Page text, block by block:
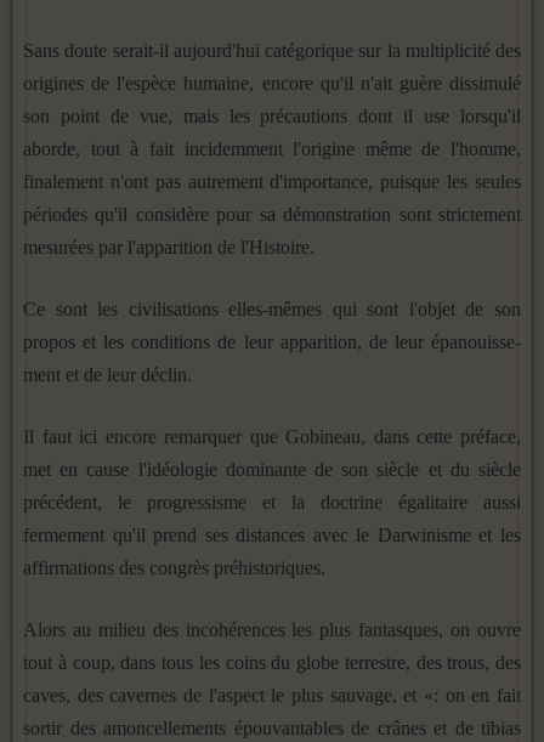
Sans doute serait-il aujourd'hui catégorique sur la multipli­cité des
origines de l'espèce humaine, encore qu'il n'ait guère dissimulé
son point de vue, mais les précautions dont il use lors­qu'il
aborde, tout à fait incidemment l'origine même de l'hom­me,
finalement n'ont pas autrement d'importance, puisque les seules
périodes qu'il considère pour sa démonstration sont strictement
mesurées par l'apparition de l'Histoire.
Ce sont les civilisations elles-mêmes qui sont l'objet de son
propos et les conditions de leur apparition, de leur épanouisse­
ment et de leur déclin.
Il faut ici encore remarquer que Gobineau, dans cette pré­face,
met en cause l'idéologie dominante de son siècle et du siècle
précédent, le progressisme et la doctrine égalitaire aussi
fermement qu'il prend ses distances avec le Darwinisme et les
affirmations des congrès préhistoriques.
Alors au milieu des incohérences les plus fantasques, on ouvre
tout à coup, dans tous les coins du globe terrestre, des trous, des
caves, des cavernes de l'aspect le plus sauvage, et «: on en fait
sortir des amoncellements épouvantables de crânes et de tibias